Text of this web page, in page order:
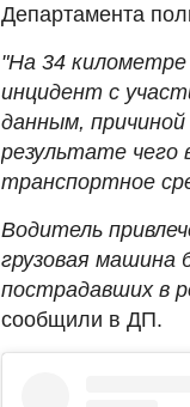
Департамента
"На 34
инцидент с
данным,
результате чего
транспортное
Водитель
грузовая машина
пострадавших в
сообщили в ДП.